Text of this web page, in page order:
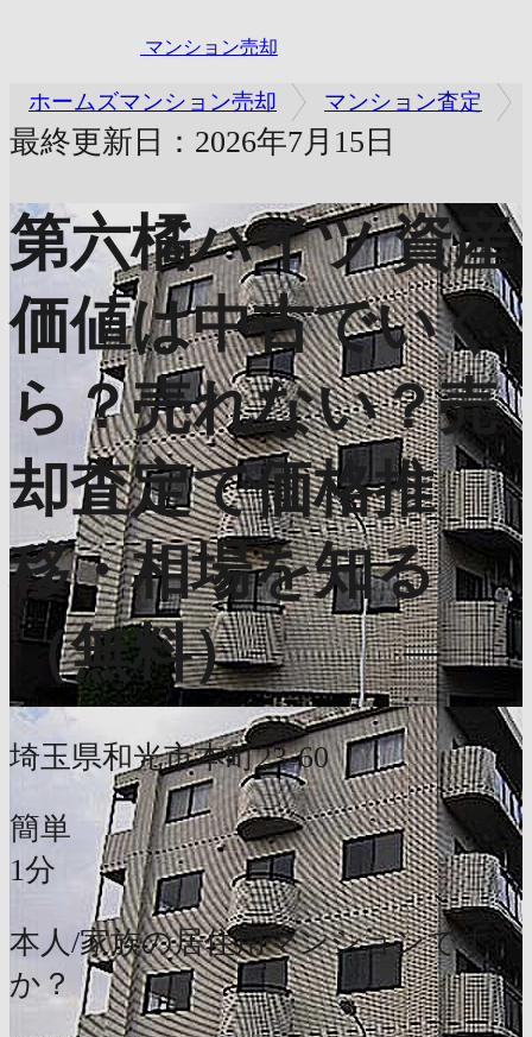
マンション売却
ホームズマンション売却 マンション査定
最終更新日：2026年7月15日
第六橘ハイツ 資産
価値は中古でいく
ら？売れない？売
却査定で価格推
移・相場を知る
（無料）
埼玉県和光市本町23-60
簡単
1分
本人/家族の居住用マンションです
か？